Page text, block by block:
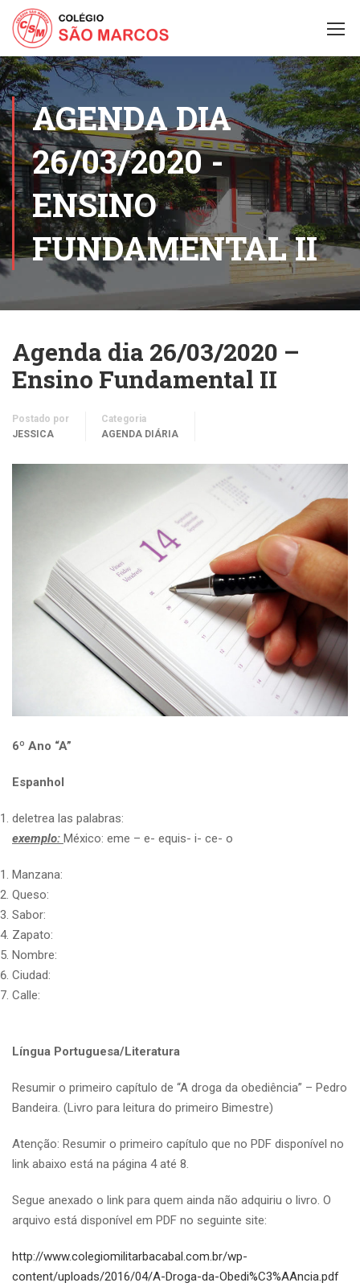
AGENDA DIA
26/03/2020 -
ENSINO
FUNDAMENTAL II
Agenda dia 26/03/2020 –
Ensino Fundamental II
Postado por
JESSICA
Categoria
AGENDA DIÁRIA
6º Ano “A”
Espanhol
deletrea las palabras:
exemplo: México: eme – e- equis- i- ce- o
Manzana:
Queso:
Sabor:
Zapato:
Nombre:
Ciudad:
Calle:
Língua Portuguesa/Literatura
Resumir o primeiro capítulo de “A droga da obediência” – Pedro
Bandeira. (Livro para leitura do primeiro Bimestre)
Atenção: Resumir o primeiro capítulo que no PDF disponível no
link abaixo está na página 4 até 8.
Segue anexado o link para quem ainda não adquiriu o livro. O
arquivo está disponível em PDF no seguinte site:
http://www.colegiomilitarbacabal.com.br/wp-
content/uploads/2016/04/A-Droga-da-Obedi%C3%AAncia.pdf